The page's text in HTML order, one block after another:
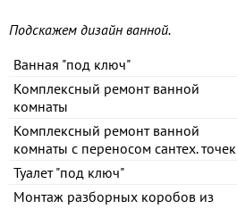
Подскажем дизайн ванной.
Ванная "под ключ"
Комплексный ремонт ванной
комнаты
Комплексный ремонт ванной
комнаты с переносом сантех. точек
Туалет "под ключ"
Монтаж разборных коробов из